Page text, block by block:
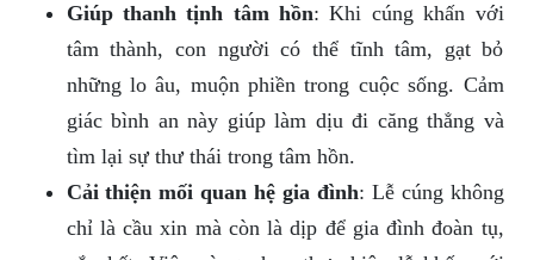
Giúp thanh tịnh tâm hồn: Khi cúng khấn với
tâm thành, con người có thể tĩnh tâm, gạt bỏ
những lo âu, muộn phiền trong cuộc sống. Cảm
giác bình an này giúp làm dịu đi căng thẳng và
tìm lại sự thư thái trong tâm hồn.
Cải thiện mối quan hệ gia đình: Lễ cúng không
chỉ là cầu xin mà còn là dịp để gia đình đoàn tụ,